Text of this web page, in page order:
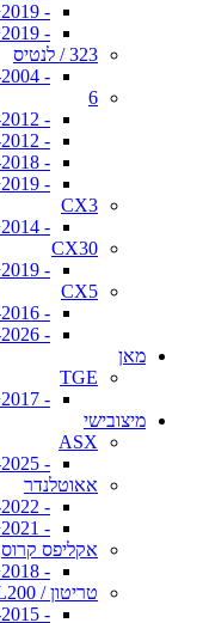
- 2019+
- 2019+ (הצ'בק)
323 / לנטיס
- 1998-2004
6
- 2008-2012
- 2008-2012 (5 דלתות)
- 2013-2018
- 2019+
CX3
- 2014+
CX30
- 2019+
CX5
- 2012-2016
- 2017-2026
מאן
TGE
- 2017+
מיצובישי
ASX
- 2010-2025
אאוטלנדר
- 2012-2022
- 2021+ (צורה חדשה)
אקליפס קרוס
- 2018+
טריטון / L200
- 2006-2015